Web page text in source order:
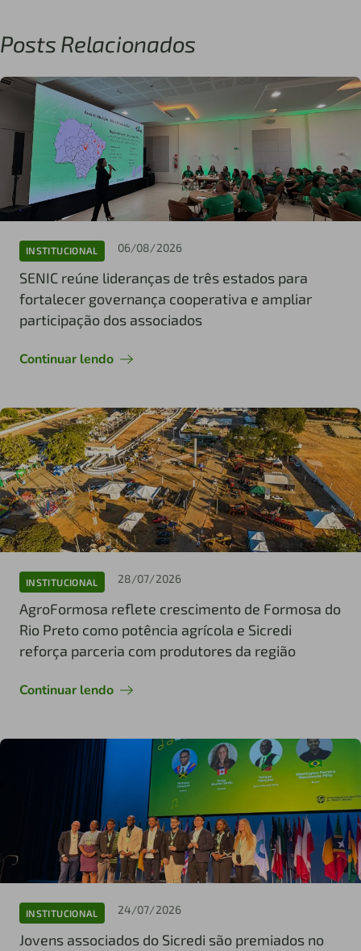
Posts Relacionados
INSTITUCIONAL 06/08/2026
SENIC reúne lideranças de três estados para
fortalecer governança cooperativa e ampliar
participação dos associados
Continuar lendo
INSTITUCIONAL 28/07/2026
AgroFormosa reflete crescimento de Formosa do
Rio Preto como potência agrícola e Sicredi
reforça parceria com produtores da região
Continuar lendo
INSTITUCIONAL 24/07/2026
Jovens associados do Sicredi são premiados no